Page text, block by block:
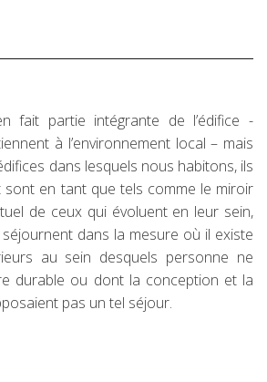
fait partie intégrante de l’édifice -
à l’environnement local – mais
dans lesquels nous habitons, ils
sont en tant que tels comme le miroir
de ceux qui évoluent en leur sein,
dans la mesure où il existe
au sein desquels personne ne
durable ou dont la conception et la
pas un tel séjour.